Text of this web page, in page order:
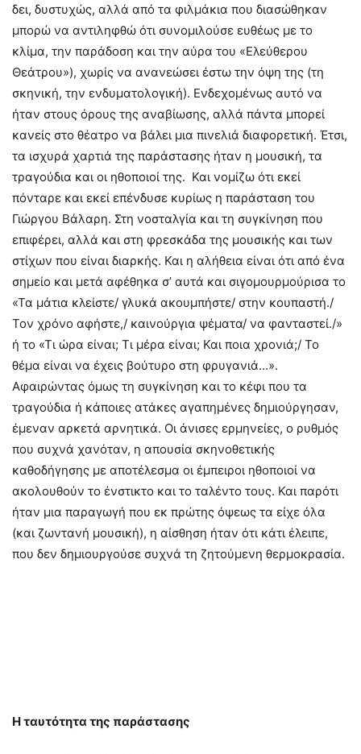
δει, δυστυχώς, αλλά από τα φιλμάκια που διασώθηκαν
μπορώ να αντιληφθώ ότι συνομιλούσε ευθέως με το
κλίμα, την παράδοση και την αύρα του «Ελεύθερου
Θεάτρου»), χωρίς να ανανεώσει έστω την όψη της (τη
σκηνική, την ενδυματολογική). Ενδεχομένως αυτό να
ήταν στους όρους της αναβίωσης, αλλά πάντα μπορεί
κανείς στο θέατρο να βάλει μια πινελιά διαφορετική. Έτσι,
τα ισχυρά χαρτιά της παράστασης ήταν η μουσική, τα
τραγούδια και οι ηθοποιοί της. Και νομίζω ότι εκεί
πόνταρε και εκεί επένδυσε κυρίως η παράσταση του
Γιώργου Βάλαρη. Στη νοσταλγία και τη συγκίνηση που
επιφέρει, αλλά και στη φρεσκάδα της μουσικής και των
στίχων που είναι διαρκής. Και η αλήθεια είναι ότι από ένα
σημείο και μετά αφέθηκα σ’ αυτά και σιγομουρμούρισα το
«Τα μάτια κλείστε/ γλυκά ακουμπήστε/ στην κουπαστή./
Τον χρόνο αφήστε,/ καινούργια ψέματα/ να φανταστεί./»
ή το «Τι ώρα είναι; Τι μέρα είναι; Και ποια χρονιά;/ Το
θέμα είναι να έχεις βούτυρο στη φρυγανιά…».
Αφαιρώντας όμως τη συγκίνηση και το κέφι που τα
τραγούδια ή κάποιες ατάκες αγαπημένες δημιούργησαν,
έμεναν αρκετά αρνητικά. Οι άνισες ερμηνείες, ο ρυθμός
που συχνά χανόταν, η απουσία σκηνοθετικής
καθοδήγησης με αποτέλεσμα οι έμπειροι ηθοποιοί να
ακολουθούν το ένστικτο και το ταλέντο τους. Και παρότι
ήταν μια παραγωγή που εκ πρώτης όψεως τα είχε όλα
(και ζωντανή μουσική), η αίσθηση ήταν ότι κάτι έλειπε,
που δεν δημιουργούσε συχνά τη ζητούμενη θερμοκρασία.
Η ταυτότητα της παράστασης